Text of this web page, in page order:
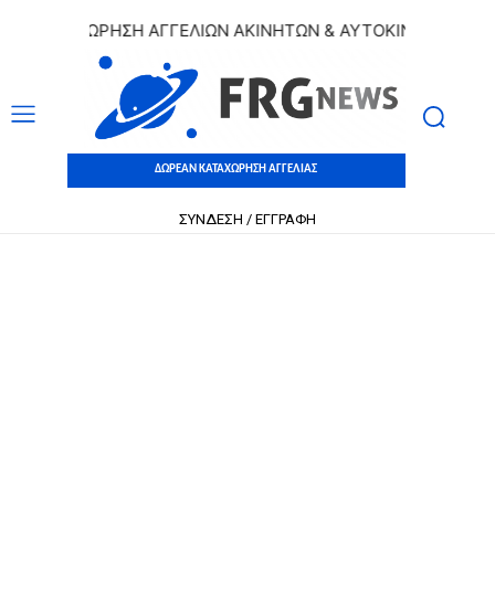
ΑΓΓΕΛΙΩΝ ΑΚΙΝΗΤΩΝ & ΑΥΤΟΚΙΝΗΤΩΝ |
ΔΩΡΕΑΝ ΚΑΤΑΧΩΡΗΣΗ ΑΓΓΕΛΙΑΣ
ΣΥΝΔΕΣΗ / ΕΓΓΡΑΦΗ